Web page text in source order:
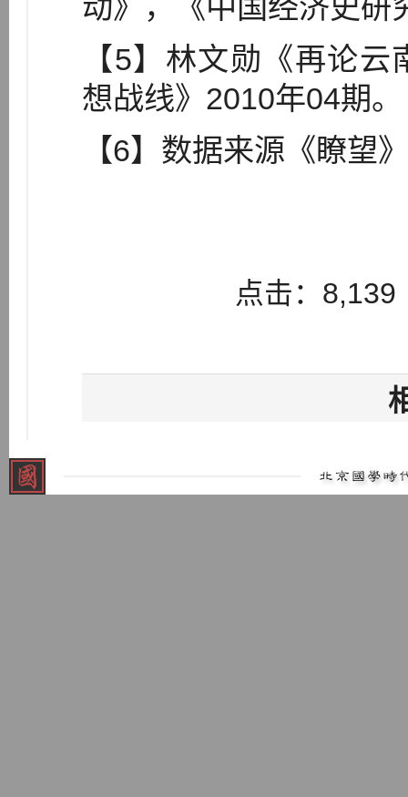
动》，《中国经济史研
【5】林文勋《再论
想战线》2010年04期。
【6】数据来源《瞭望
点击：